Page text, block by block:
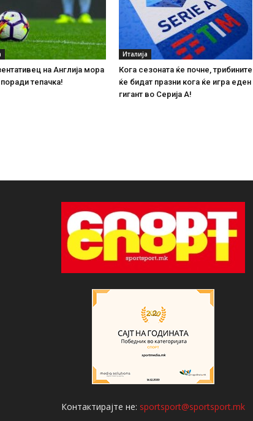
на Англија мора
тепачка!
Италија
Кога сезоната ќе почне, трибините
ќе бидат празни кога ќе игра еден
гигант во Серија А!
Контактирајте не: sportsport@sportsport.mk